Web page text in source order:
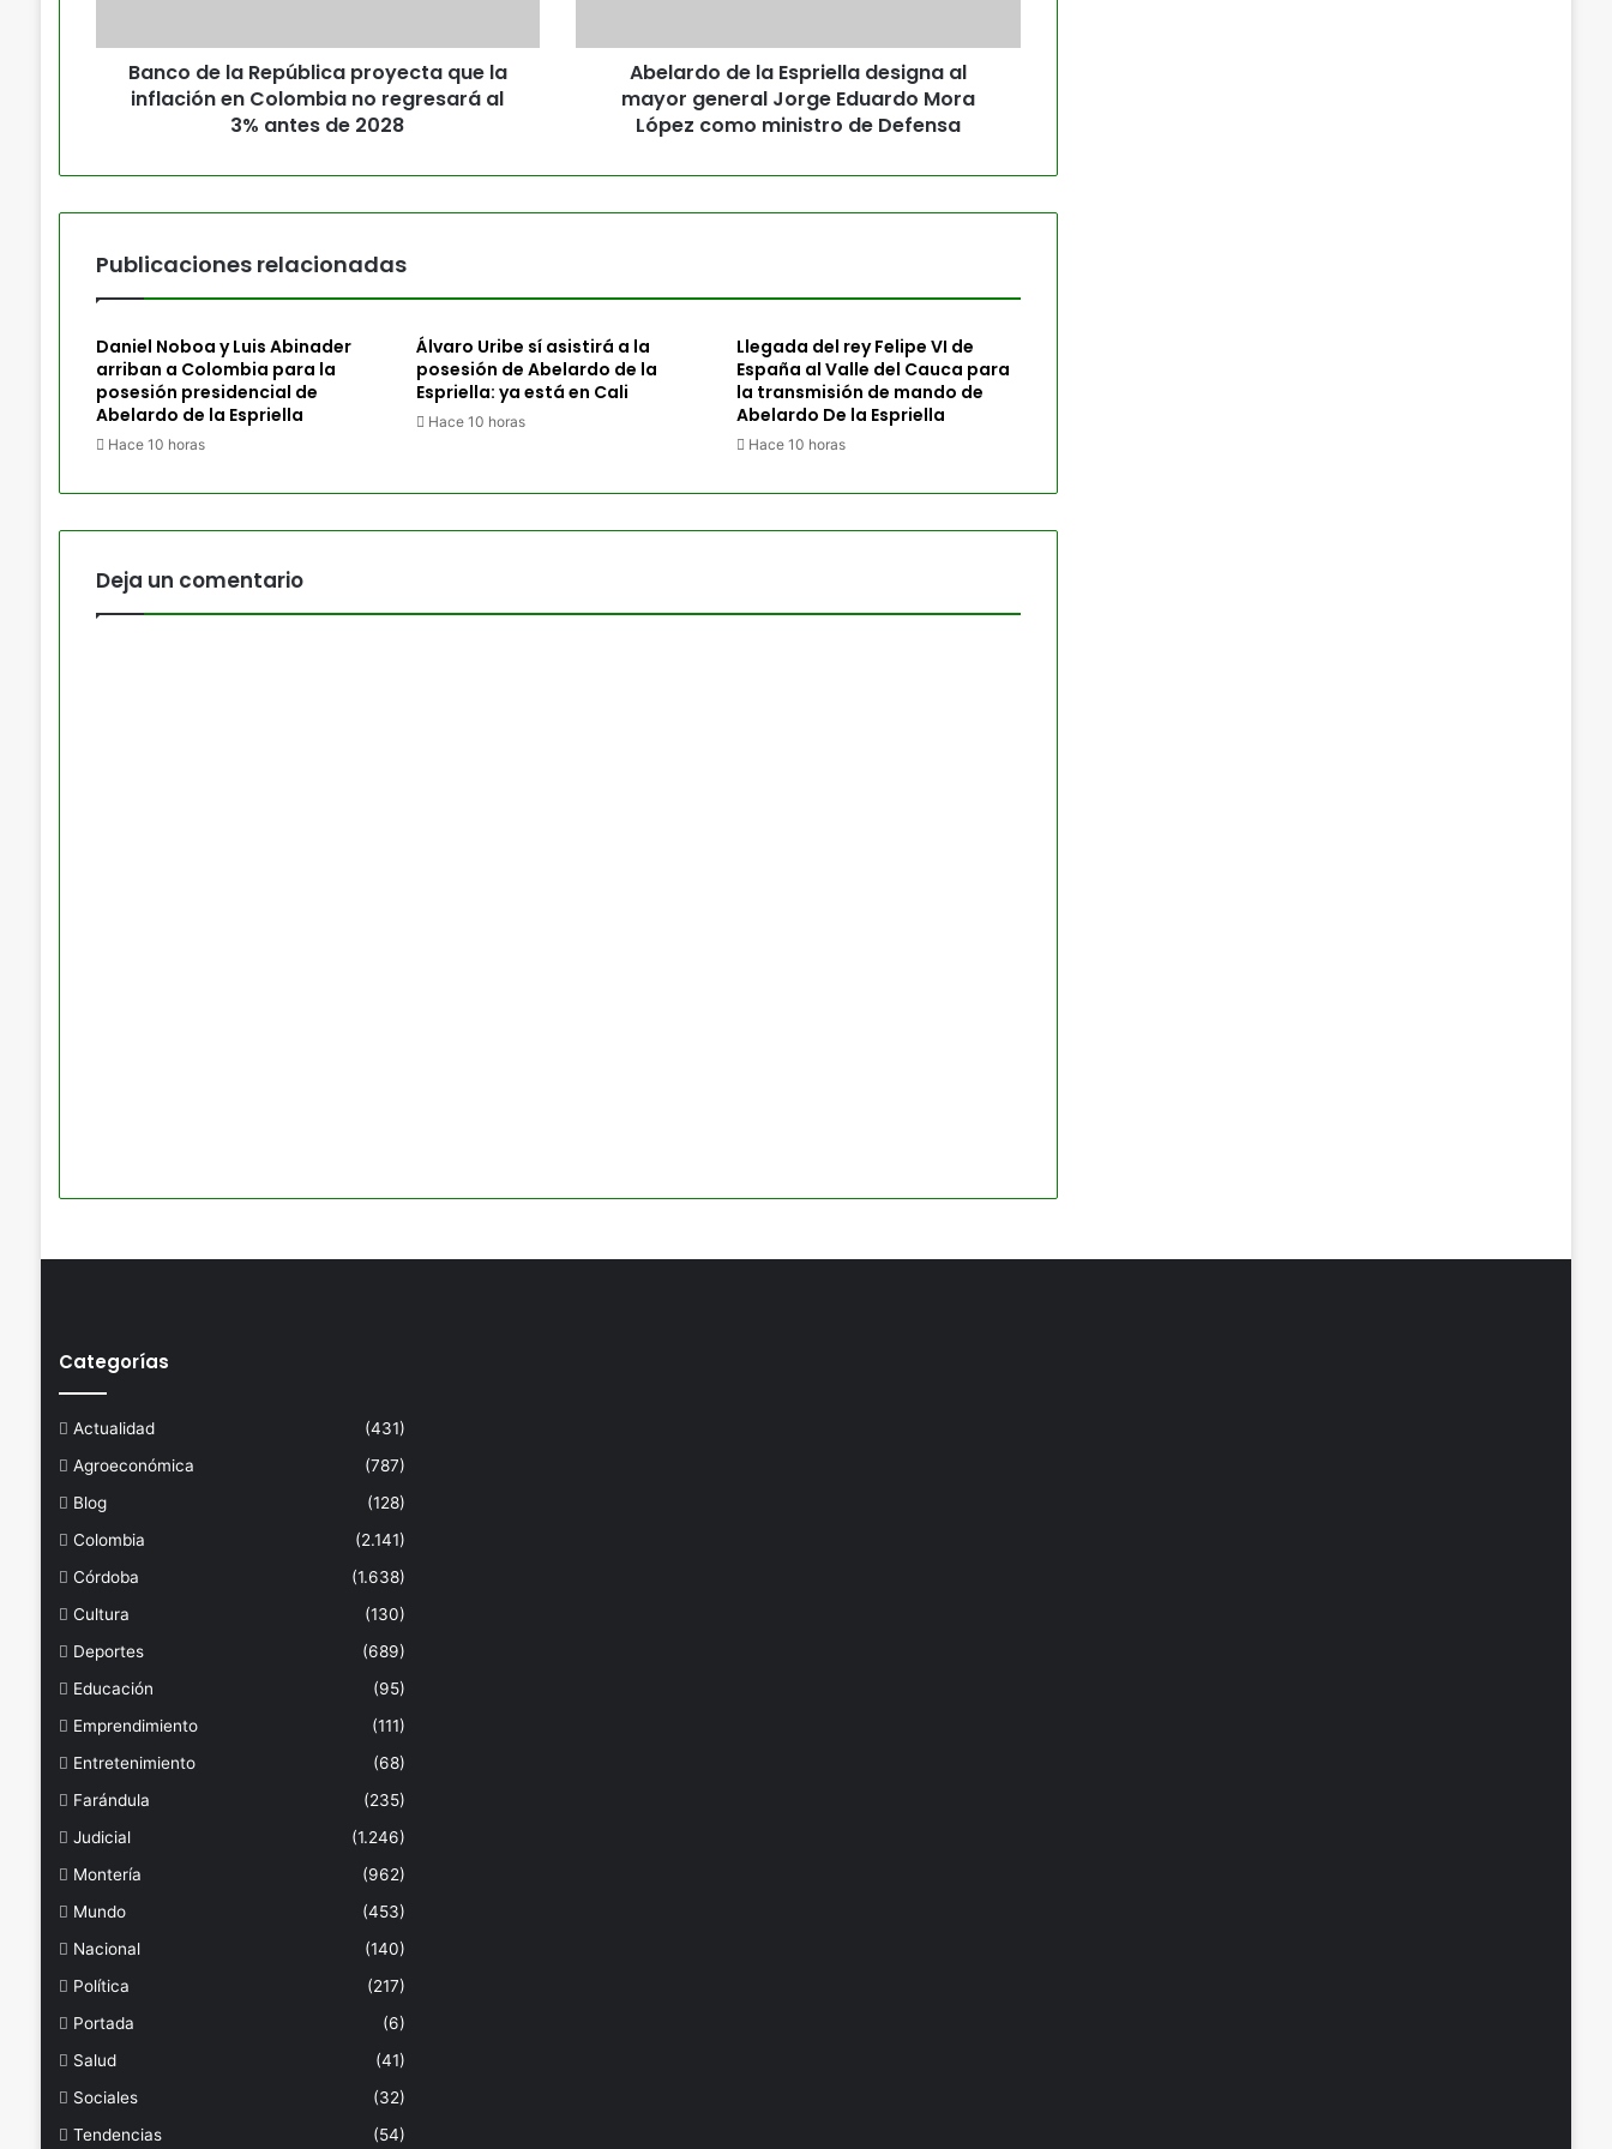
Banco de la República proyecta que la
inflación en Colombia no regresará al
3% antes de 2028
Abelardo de la Espriella designa al
mayor general Jorge Eduardo Mora
López como ministro de Defensa
Publicaciones relacionadas
Daniel Noboa y Luis Abinader
arriban a Colombia para la
posesión presidencial de
Abelardo de la Espriella
Hace 10 horas
Álvaro Uribe sí asistirá a la
posesión de Abelardo de la
Espriella: ya está en Cali
Hace 10 horas
Llegada del rey Felipe VI de
España al Valle del Cauca para
la transmisión de mando de
Abelardo De la Espriella
Hace 10 horas
Deja un comentario
Categorías
Actualidad
(431)
Agroeconómica
(787)
Blog
(128)
Colombia
(2.141)
Córdoba
(1.638)
Cultura
(130)
Deportes
(689)
Educación
(95)
Emprendimiento
(111)
Entretenimiento
(68)
Farándula
(235)
Judicial
(1.246)
Montería
(962)
Mundo
(453)
Nacional
(140)
Política
(217)
Portada
(6)
Salud
(41)
Sociales
(32)
Tendencias
(54)